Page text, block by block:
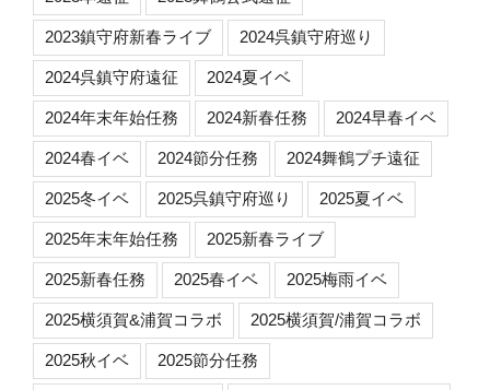
2023鎮守府新春ライブ 2024呉鎮守府巡り
2024呉鎮守府遠征 2024夏イベ
2024年末年始任務 2024新春任務 2024早春イベ
2024春イベ 2024節分任務 2024舞鶴プチ遠征
2025冬イベ 2025呉鎮守府巡り 2025夏イベ
2025年末年始任務 2025新春ライブ
2025新春任務 2025春イベ 2025梅雨イベ
2025横須賀&浦賀コラボ 2025横須賀/浦賀コラボ
2025秋イベ 2025節分任務